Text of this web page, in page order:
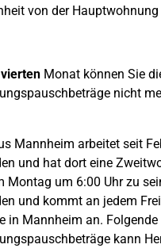
von der
Monat können Sie
nicht
Mannheim arbeitet seit
und hat dort eine
Montag um 6:00 Uhr zu
und kommt an jedem
in Mannheim an. Folgende
kann